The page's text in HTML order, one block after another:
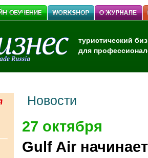
туристический
для
Новости
27 октября
Gulf Air